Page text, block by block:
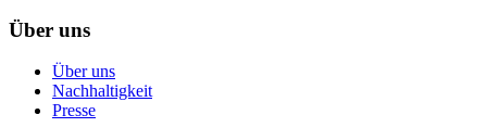
Über uns
Über uns
Nachhaltigkeit
Presse